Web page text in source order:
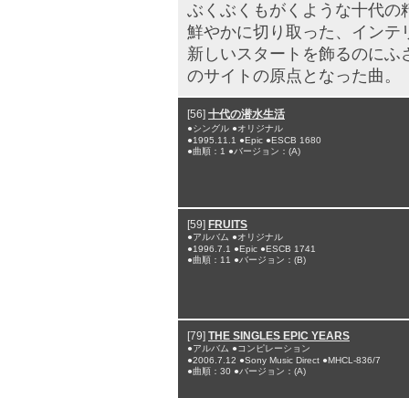
ぶくぶくもがくような十代の
鮮やかに切り取った、インテ
新しいスタートを飾るのに
のサイトの原点となった曲。
[56] 十代の潜水生活
●シングル ●オリジナル
●1995.11.1 ●Epic ●ESCB 1680
●曲順：1 ●バージョン：(A)
[59] FRUITS
●アルバム ●オリジナル
●1996.7.1 ●Epic ●ESCB 1741
●曲順：11 ●バージョン：(B)
[79] THE SINGLES EPIC YEARS
●アルバム ●コンピレーション
●2006.7.12 ●Sony Music Direct ●MHCL-836/7
●曲順：30 ●バージョン：(A)